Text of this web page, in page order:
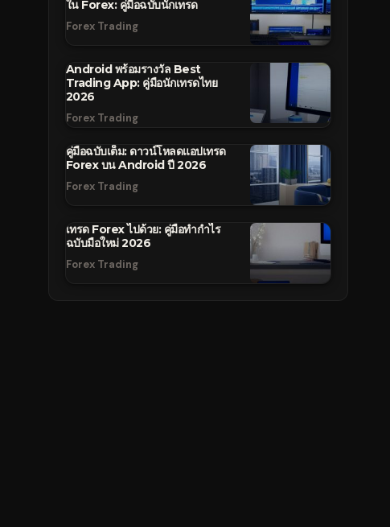
ใน Forex: คู่มือฉบับนักเทรด
Forex Trading
Android พร้อมรางวัล Best
Trading App: คู่มือนักเทรดไทย
2026
Forex Trading
คู่มือฉบับเต็ม: ดาวน์โหลดแอปเทรด
Forex บน Android ปี 2026
Forex Trading
เทรด Forex ไปด้วย: คู่มือทำกำไร
ฉบับมือใหม่ 2026
Forex Trading